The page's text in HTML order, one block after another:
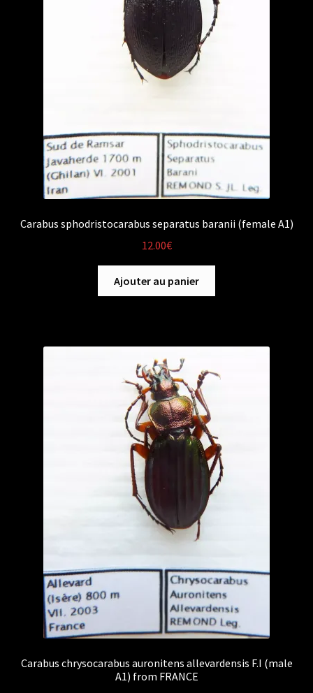
Carabus sphodristocarabus separatus baranii (female A1)
12.00€
Ajouter au panier
Carabus chrysocarabus auronitens allevardensis F.I (male
A1) from FRANCE